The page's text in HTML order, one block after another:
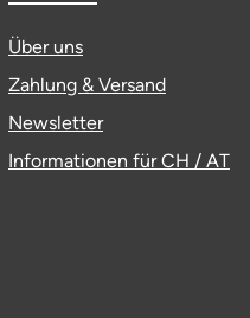
Über uns
Zahlung & Versand
Newsletter
Informationen für CH / AT